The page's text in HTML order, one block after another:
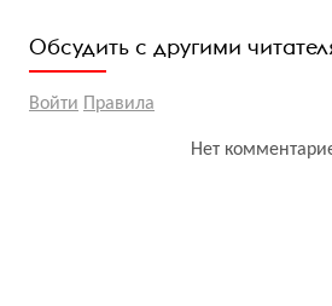
Обсудить с другими
Войти Правила
Нет